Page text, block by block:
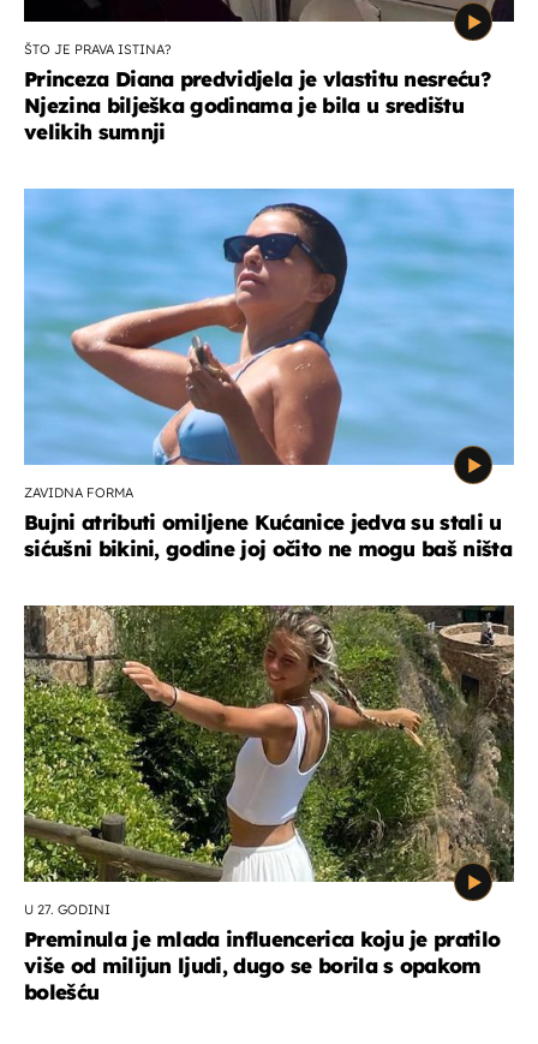
ŠTO JE PRAVA ISTINA?
Princeza Diana predvidjela je vlastitu nesreću?
Njezina bilješka godinama je bila u središtu
velikih sumnji
ZAVIDNA FORMA
Bujni atributi omiljene Kućanice jedva su stali u
sićušni bikini, godine joj očito ne mogu baš ništa
U 27. GODINI
Preminula je mlada influencerica koju je pratilo
više od milijun ljudi, dugo se borila s opakom
bolešću